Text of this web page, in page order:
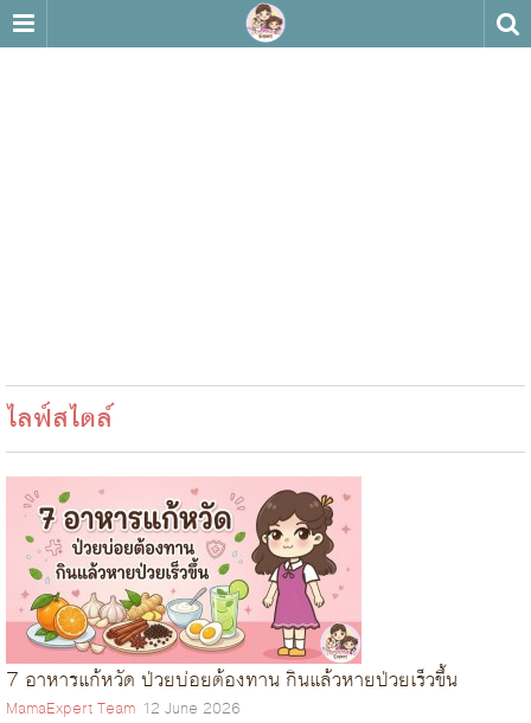
ไลฟ์สไตล์
7 อาหารแก้หวัด ป่วยบ่อยต้องทาน กินแล้วหายป่วยเร็วขึ้น
MamaExpert Team 12 June 2026